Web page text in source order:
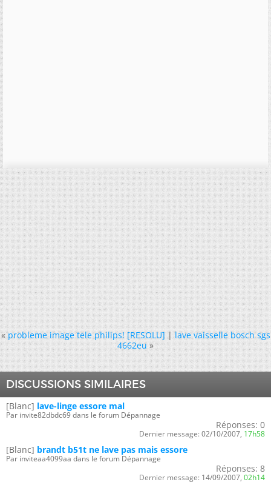
« probleme image tele philips! [RESOLU]|lave vaisselle bosch sgs
4662eu »
DISCUSSIONS SIMILAIRES
[Blanc] lave-linge essore mal
Par invite82dbdc69 dans le forum Dépannage
Réponses: 0
Dernier message: 02/10/2007, 17h58
[Blanc] brandt b51t ne lave pas mais essore
Par inviteaa4099aa dans le forum Dépannage
Réponses: 8
Dernier message: 14/09/2007, 02h14